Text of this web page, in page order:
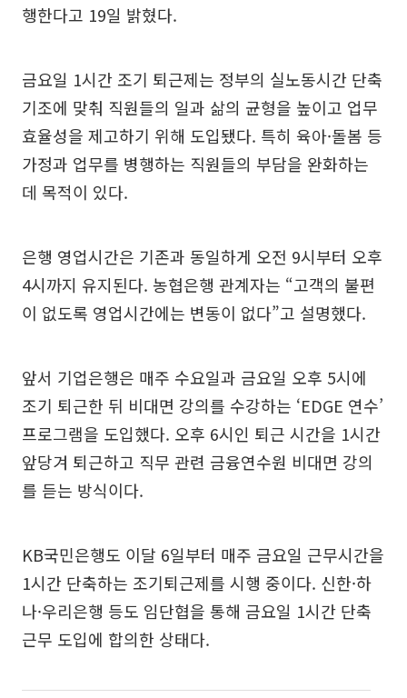
행한다고 19일 밝혔다.
금요일 1시간 조기 퇴근제는 정부의 실노동시간 단축
기조에 맞춰 직원들의 일과 삶의 균형을 높이고 업무
효율성을 제고하기 위해 도입됐다. 특히 육아·돌봄 등
가정과 업무를 병행하는 직원들의 부담을 완화하는
데 목적이 있다.
은행 영업시간은 기존과 동일하게 오전 9시부터 오후
4시까지 유지된다. 농협은행 관계자는 “고객의 불편
이 없도록 영업시간에는 변동이 없다”고 설명했다.
앞서 기업은행은 매주 수요일과 금요일 오후 5시에
조기 퇴근한 뒤 비대면 강의를 수강하는 ‘EDGE 연수’
프로그램을 도입했다. 오후 6시인 퇴근 시간을 1시간
앞당겨 퇴근하고 직무 관련 금융연수원 비대면 강의
를 듣는 방식이다.
KB국민은행도 이달 6일부터 매주 금요일 근무시간을
1시간 단축하는 조기퇴근제를 시행 중이다. 신한·하
나·우리은행 등도 임단협을 통해 금요일 1시간 단축
근무 도입에 합의한 상태다.